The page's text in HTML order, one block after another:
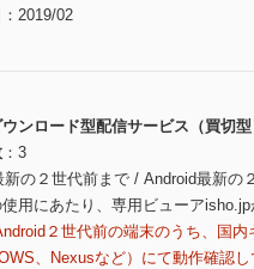
2019/02
ウンロード型配信サービス（買切型
3
新の２世代前まで / Android最新の
用にあたり、専用ビューアisho.jp
２世代前の端末のうち、国
、Nexusなど）にて動作確認し